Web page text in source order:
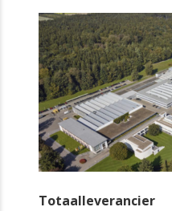
Totaalleverancier